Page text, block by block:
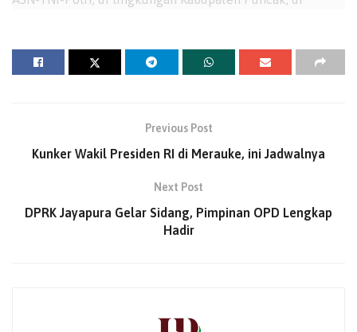
“Ini minggu kedua dari bulan januari pada tanggal 13 ini,
kita bisa dapat hadir dihalaman Bupati Puncak
saat ini, tetapi yang hadir sangatlah sedikit,” Kata Nenu
Tabuni.
“Para ASN yang saya hormati, kabupaten besar ini sampai
dengan minggu kedua, setelah tahun baru, hingga saat ini
ASN yang hadir sangat minim. Ini sangatlah
Previous Post
Kunker Wakil Presiden RI di Merauke, ini Jadwalnya
Next Post
DPRK Jayapura Gelar Sidang, Pimpinan OPD Lengkap
Hadir